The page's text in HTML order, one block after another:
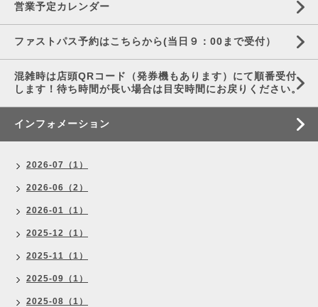
営業予定カレンダー
ファストパス予約はこちらから(当日９：00まで受付）
混雑時は店頭QRコード（発券機もあります）にて順番受付
します！待ち時間が長い場合は目安時間にお戻りください。
インフォメーション
2026-07（1）
2026-06（2）
2026-01（1）
2025-12（1）
2025-11（1）
2025-09（1）
2025-08（1）